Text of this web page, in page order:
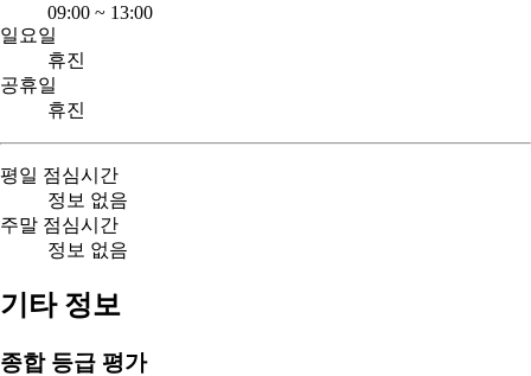
09:00 ~ 13:00
일요일
휴진
공휴일
휴진
평일 점심시간
정보 없음
주말 점심시간
정보 없음
기타 정보
종합 등급 평가